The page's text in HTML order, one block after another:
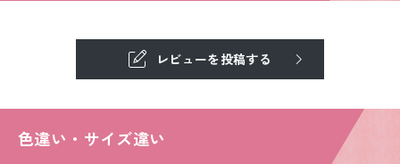
レビューを投稿する
色違い・サイズ違い